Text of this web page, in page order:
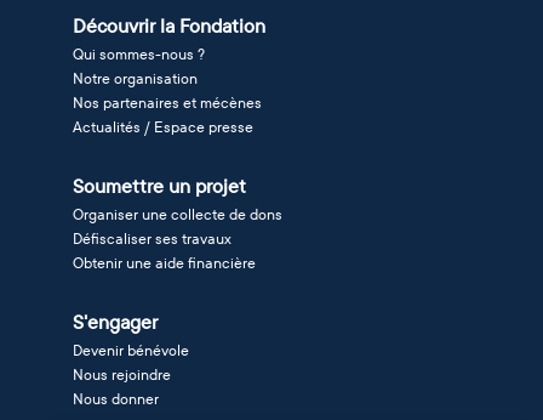
Découvrir la Fondation
Qui sommes-nous ?
Notre organisation
Nos partenaires et mécènes
Actualités / Espace presse
Soumettre un projet
Organiser une collecte de dons
Défiscaliser ses travaux
Obtenir une aide financière
S'engager
Devenir bénévole
Nous rejoindre
Nous donner